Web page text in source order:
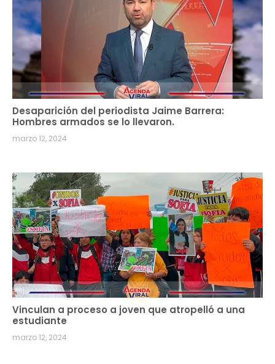
Desaparición del periodista Jaime Barrera:
Hombres armados se lo llevaron.
marzo 12, 2024
Vinculan a proceso a joven que atropelló a una
estudiante
marzo 12, 2024